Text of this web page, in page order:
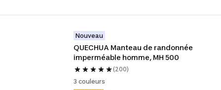
Nouveau
QUECHUA Manteau de randonnée
imperméable homme, MH 500
(200)
3 couleurs